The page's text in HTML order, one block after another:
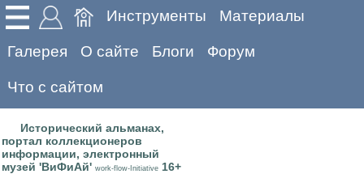
Инструменты Материалы
Галерея О сайте Блоги Форум
Что с сайтом
Исторический альманах,
портал коллекционеров
информации, электронный
музей 'ВиФиАй' work-flow-Initiative 16+